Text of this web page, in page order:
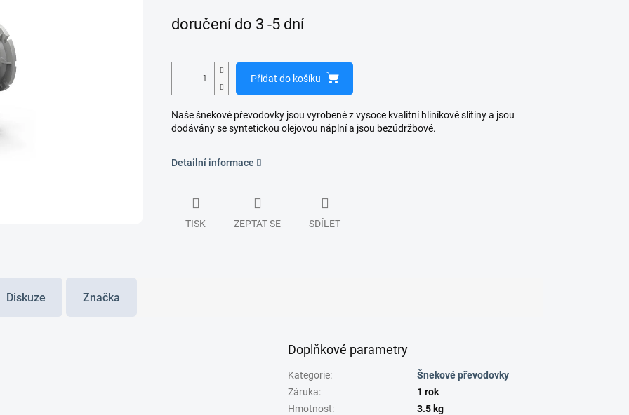
doručení do 3 -5 dní
Přidat do košíku
Naše šnekové převodovky jsou vyrobené z vysoce kvalitní hliníkové slitiny a jsou
dodávány se syntetickou olejovou náplní a jsou bezúdržbové.
Detailní informace
TISK ZEPTAT SE SDÍLET
Diskuze Značka
Doplňkové parametry
Kategorie:
Šnekové převodovky
Záruka:
1 rok
Hmotnost:
3.5 kg